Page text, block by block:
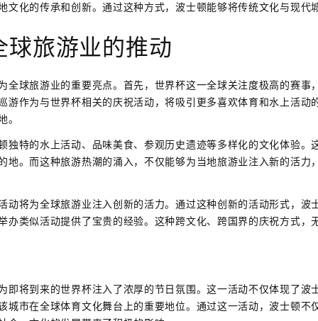
文化的传承和创新。通过这种方式，波士顿能够将传统文化与现代
旅游业的推动
全球旅游业的重要亮点。首先，世界杯这一全球关注度极高的赛事
游作为与世界杯相关的庆祝活动，将吸引更多喜欢体育和水上活动
。
独特的水上活动、品味美食、参观历史遗迹等多样化的文化体验。
地。而这种旅游热潮的涌入，不仅能够为当地旅游业注入新的活力
动将为全球旅游业注入创新的活力。通过这种创新的活动形式，波
办类似活动提供了宝贵的经验。这种跨文化、跨国界的庆祝方式，
即将到来的世界杯注入了浓厚的节日氛围。这一活动不仅体现了波
城市在全球体育文化舞台上的重要地位。通过这一活动，波士顿不